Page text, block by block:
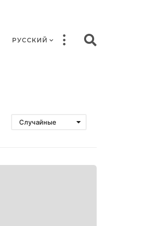
РУССКИЙ
Случайные